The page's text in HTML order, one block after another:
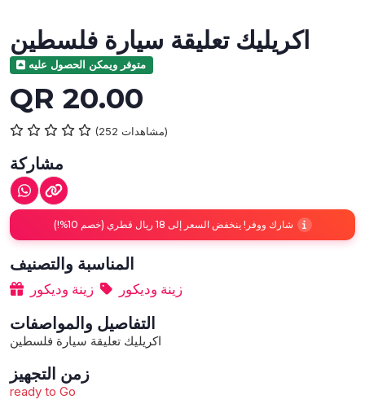
اكريليك تعليقة سيارة فلسطين
متوفر ويمكن الحصول عليه
QR 20.00
(252 مشاهدات)
مشاركة
شارك ووفر! ينخفض السعر إلى 18 ريال قطري (خصم 10%!)
المناسبة والتصنيف
زينة وديكور زينة وديكور
التفاصيل والمواصفات
اكريليك تعليقة سيارة فلسطين
زمن التجهيز
ready to Go